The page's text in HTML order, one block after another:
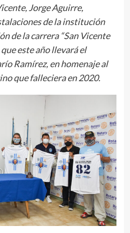
Jorge Aguirre,
de la institución
de la carrera “San Vicente
este año llevará el
Ramírez, en homenaje al
que falleciera en 2020.